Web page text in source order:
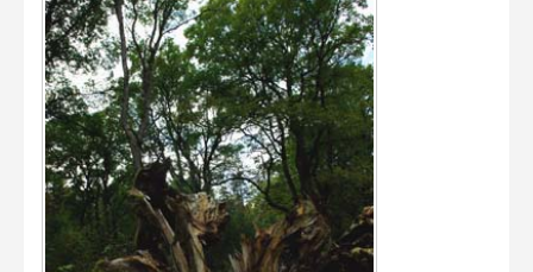
Hiite kuvavõistlus 2017
Hiite kuvavõistlus 2016
Hiite kuvavõistlus 2015
Hiite kuvavõistlus 2014
Hiite kuvavõistlus 2013
Hiite kuvavõistlus 2012